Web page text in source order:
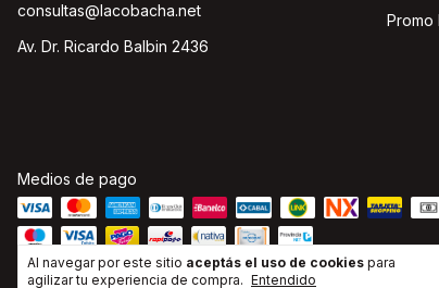
Al navegar por este sitio aceptás el uso de cookies para
agilizar tu experiencia de compra. Entendido
consultas@lacobacha.net
Av. Dr. Ricardo Balbin 2436
Promo
Medios de pago